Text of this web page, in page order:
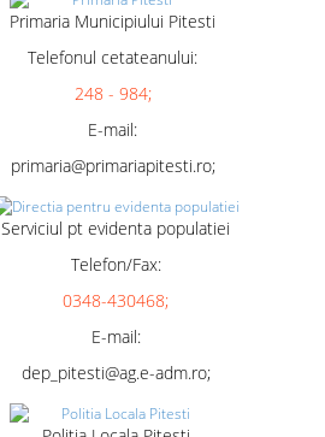
Primaria Municipiului Pitesti
Telefonul cetateanului:
248 - 984;
E-mail:
primaria@primariapitesti.ro;
Serviciul pt evidenta populatiei
Telefon/Fax:
0348-430468;
E-mail:
dep_pitesti@ag.e-adm.ro;